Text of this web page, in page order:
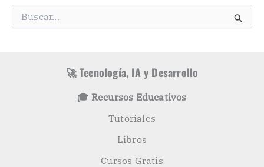
🚀 Tecnología, IA y Desarrollo
🎓 Recursos Educativos
Tutoriales
Libros
Cursos Gratis